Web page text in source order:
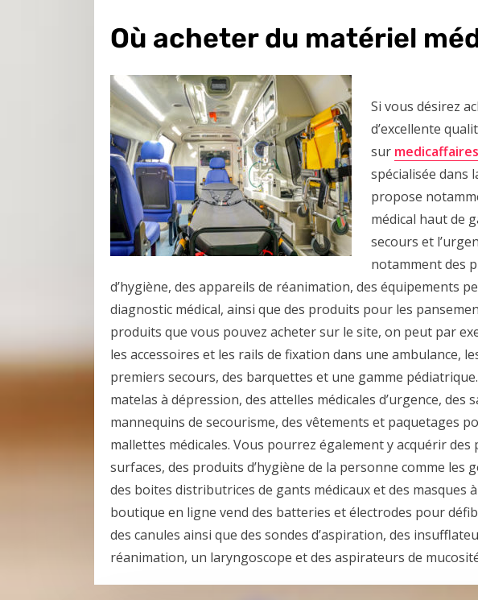
Où acheter du matériel
Si vous désirez
d’excellente
sur
spécialisée dans
propose
médical haut de
secours et
notamment des
d’hygiène, des appareils de réanimation, des équipements
diagnostic médical, ainsi que des produits pour les
produits que vous pouvez acheter sur le site, on peut par
les accessoires et les rails de fixation dans une ambulance,
premiers secours, des barquettes et une gamme
matelas à dépression, des attelles médicales d’urgence, des
mannequins de secourisme, des vêtements et paquetages
mallettes médicales. Vous pourrez également y acquérir
surfaces, des produits d’hygiène de la personne comme les
des boites distributrices de gants médicaux et des masques
boutique en ligne vend des batteries et électrodes pour
des canules ainsi que des sondes d’aspiration, des
réanimation, un laryngoscope et des aspirateurs de